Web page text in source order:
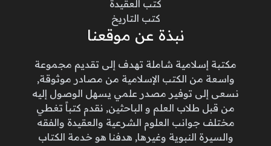
كتب العقيدة
كتب التاريخ
نبذة عن موقعنا
مكتبة إسلامية شاملة تهدف إلى تقديم مجموعة
واسعة من الكتب الإسلامية من مصادر موثوقة,
نسعى إلى توفير مصدر علمي يسهل الوصول إليه
من قبل طلاب العلم و الباحثين, نقدم كتباً تغطي
مختلف جوانب العلوم الشرعية والعقيدة والفقه
والسيرة النبوية وغيرها, هدفنا هو خدمة الكتاب